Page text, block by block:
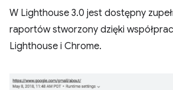
W Lighthouse 3.0 jest dostępny
raportów stworzony dzięki
Lighthouse i Chrome.